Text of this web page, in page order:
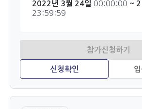
2022년 3월 24일 00:00:00 ~
23:59:59